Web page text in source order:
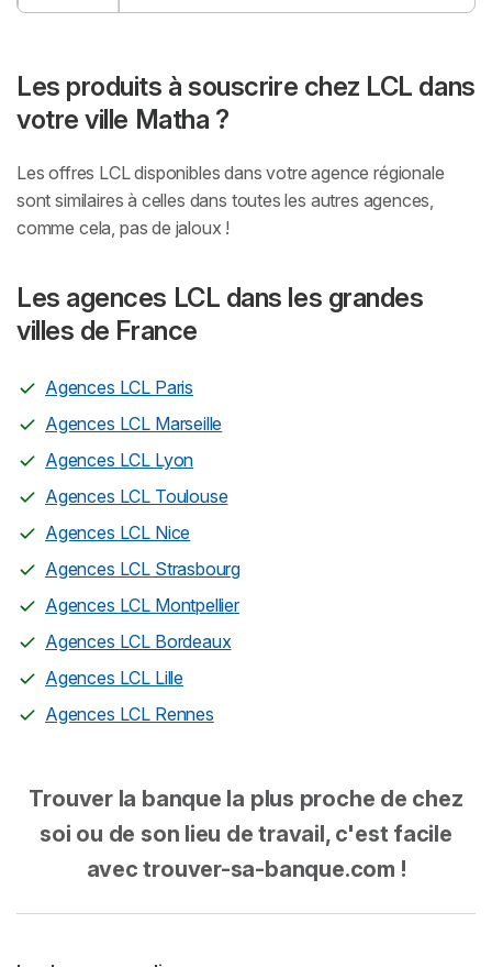
Les produits à souscrire chez LCL dans
votre ville Matha ?
Les offres LCL disponibles dans votre agence régionale
sont similaires à celles dans toutes les autres agences,
comme cela, pas de jaloux !
Les agences LCL dans les grandes
villes de France
Agences LCL Paris
Agences LCL Marseille
Agences LCL Lyon
Agences LCL Toulouse
Agences LCL Nice
Agences LCL Strasbourg
Agences LCL Montpellier
Agences LCL Bordeaux
Agences LCL Lille
Agences LCL Rennes
Trouver la banque la plus proche de chez
soi ou de son lieu de travail, c'est facile
avec trouver-sa-banque.com !